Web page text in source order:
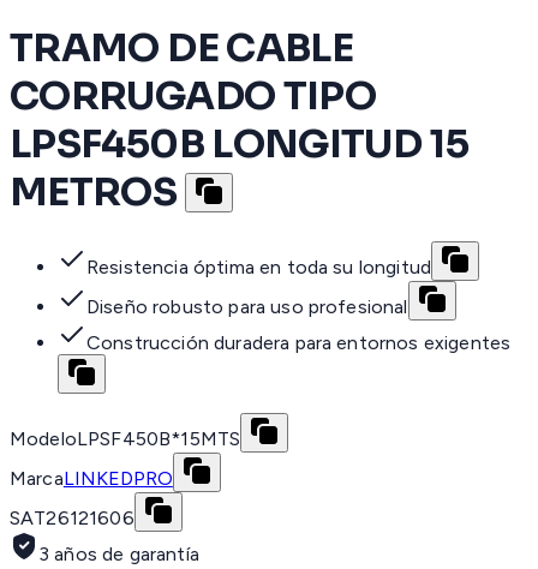
TRAMO DE CABLE
CORRUGADO TIPO
LPSF450B LONGITUD 15
METROS
Resistencia óptima en toda su longitud
Diseño robusto para uso profesional
Construcción duradera para entornos exigentes
ModeloLPSF450B*15MTS
MarcaLINKEDPRO
SAT26121606
3 años de garantía